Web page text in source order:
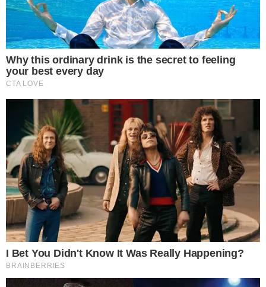
1 การใช้พาวเวอร์แบงค์
หรือแบตเตอรี่สำรอง เป็นอุปกรณ์ที่ช่วยให้เราชาร์จแบตได้เวลาที่เรา
อยู่นอกบ้าน โดยพาวเวอร์แบงค์ตัวนี้สามารถเก็บพลังงานเอาไว้ในตัว
เองได้และทำให้สามารถเกิดความร้อนสะสมอยู่ในตัวได้
หากพาวเวอร์แบงค์ที่ใช้อยู่เป็นของที่ผลิตอ ย่ างไม่ได้มาตรฐานก็
อาจทำให้เกิดการลั ด ว ง จ ร เมื่อเก็บประจุไฟในปริมาณที่มากและ
ใช้มานานก็อาจก่อให้เกิดประก า ยไฟได้ ไม่ควรที่จะชาร์จไปและใช้
มือถือไปด้วยอ ย่ า งเด็ดขาด ควรทำการชาร์จโทรศัพท์ให้เต็มเ สี
ยก่อนแล้วจึงถอดออกมาใช้งาน